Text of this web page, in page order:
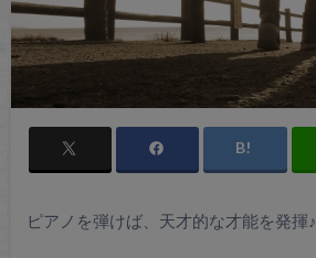
ピアノを弾けば、天才的な才能を発揮♪